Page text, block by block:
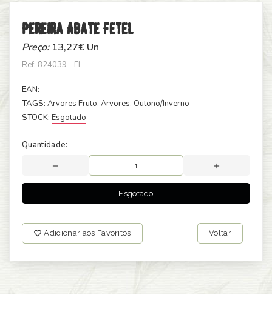
Pereira Abate Fetel
Preço:13,27€ Un
Ref: 824039 - FL
EAN:
TAGS: Arvores Fruto, Arvores, Outono/Inverno
STOCK: Esgotado
Quantidade:
Esgotado
Adicionar aos Favoritos Voltar